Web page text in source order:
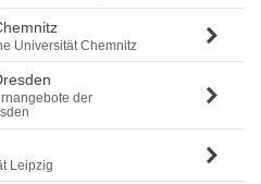
Universität Chemnitz
der
Leipzig